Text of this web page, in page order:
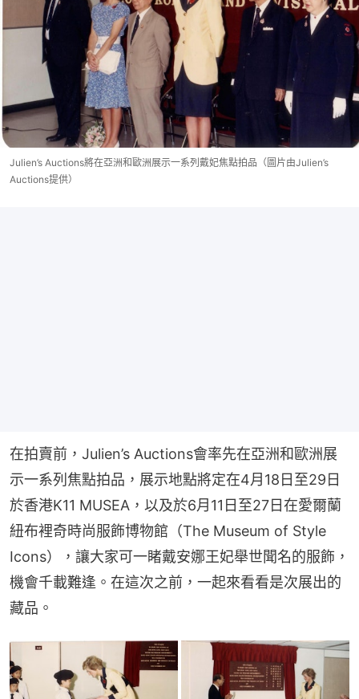
Julien’s Auctions將在亞洲和歐洲展示一系列戴妃焦點拍品（圖片由Julien’s
Auctions提供）
在拍賣前，Julien’s Auctions會率先在亞洲和歐洲展
示一系列焦點拍品，展示地點將定在4月18日至29日
於香港K11 MUSEA，以及於6月11日至27日在愛爾蘭
紐布裡奇時尚服飾博物館（The Museum of Style
Icons），讓大家可一睹戴安娜王妃舉世聞名的服飾，
機會千載難逢。在這次之前，一起來看看是次展出的
藏品。